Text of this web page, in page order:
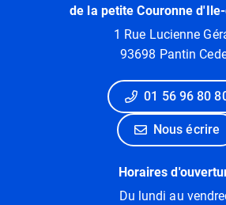
de la petite Couronne
1 Rue Lucienne
93698 Pantin
01 56 96 80
Nous écrire
Horaires
Du lundi au